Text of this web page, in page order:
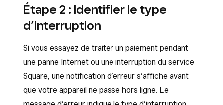
Sélectionnez un mode existant dans la liste
et, dans les paramètres, cliquez sur
Si vous n’avez pas encore défini de mode,
découvrez commentcréer et attribuer
des modes.
Dans les paramètres deCaisse,
sélectionnezPaiements hors ligne
mode Service complet, Service rapide, Bar,
Vente au détail, Réservations ou Standard, ou à
restaurants, Solution PDV Square pour
détaillants ou Solution PDV Rendez-vous
Square :
Ouvrez l’application et touchez≡ Plus>
Étape 2 : Identifier le type
d’interruption
Si vous essayez de traiter un paiement pendant
une panne Internet ou une interruption du service
Square, une notification d’erreur s’affiche avant
que votre appareil ne passe hors ligne. Le